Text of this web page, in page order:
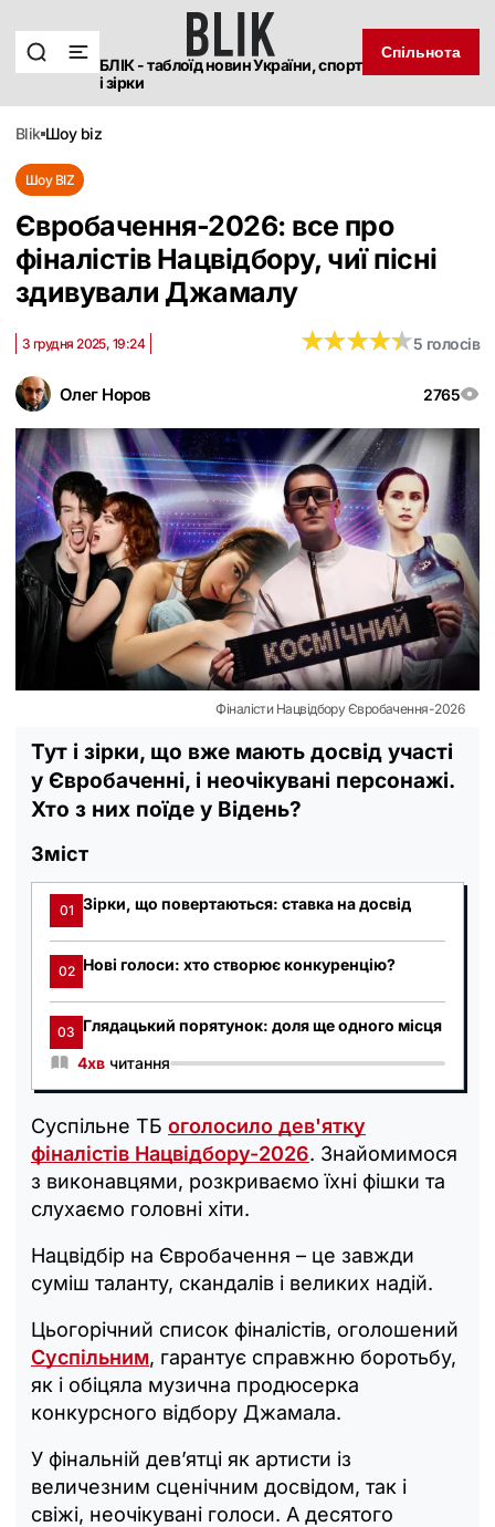
БЛІК - таблоїд новин України, спорт
і зірки
Спільнота
blik шоу biz
Шоу BIZ
Євробачення-2026: все про
фіналістів Нацвідбору, чиї пісні
здивували Джамалу
Олег Норов 2765
3 грудня 2025, 19:24 ★★★★★
★★★★★5 голосів
Фіналісти Нацвідбору Євробачення-2026
Тут і зірки, що вже мають досвід участі
у Євробаченні, і неочікувані персонажі.
Хто з них поїде у Відень?
Зміст
01 Зірки, що повертаються: ставка на досвід
02 Нові голоси: хто створює конкуренцію?
03 Глядацький порятунок: доля ще одного місця
4хв читання
Суспільне ТБ оголосило дев'ятку
фіналістів Нацвідбору-2026. Знайомимося
з виконавцями, розкриваємо їхні фішки та
слухаємо головні хіти.
Нацвідбір на Євробачення – це завжди
суміш таланту, скандалів і великих надій.
Цьогорічний список фіналістів, оголошений
Суспільним, гарантує справжню боротьбу,
як і обіцяла музична продюсерка
конкурсного відбору Джамала.
У фінальній дев’ятці як артисти із
величезним сценічним досвідом, так і
свіжі, неочікувані голоси. А десятого